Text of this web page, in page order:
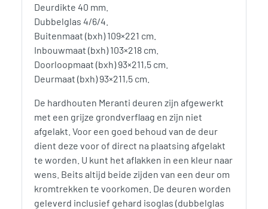
Deurdikte 40 mm.
Dubbelglas 4/6/4.
Buitenmaat (bxh) 109×221 cm.
Inbouwmaat (bxh) 103×218 cm.
Doorloopmaat (bxh) 93×211,5 cm.
Deurmaat (bxh) 93×211,5 cm.
De hardhouten Meranti deuren zijn afgewerkt
met een grijze grondverflaag en zijn niet
afgelakt. Voor een goed behoud van de deur
dient deze voor of direct na plaatsing afgelakt
te worden. U kunt het aflakken in een kleur naar
wens. Beits altijd beide zijden van een deur om
kromtrekken te voorkomen. De deuren worden
geleverd inclusief gehard isoglas (dubbelglas